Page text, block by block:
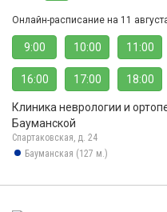
Онлайн-расписание на 11
9:00 10:00 11:00
16:00 17:00 18:00
Клиника неврологии и
Бауманской
Спартаковская, д. 24
Бауманская (127 м.)